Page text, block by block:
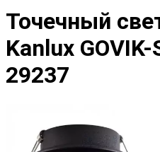
Точечный
Kanlux GOVIK-
29237